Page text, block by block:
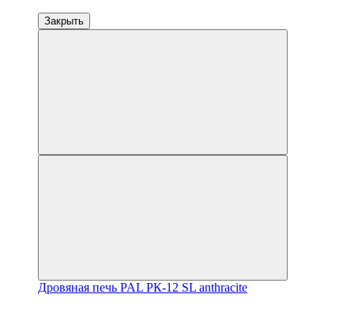
Закрыть
Дровяная печь PAL PК-12 SL anthracite